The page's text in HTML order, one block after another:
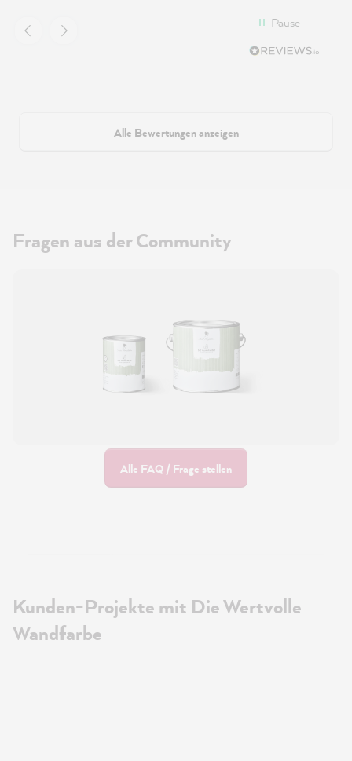
Pause
Alle Bewertungen anzeigen
Fragen aus der Community
Alle FAQ / Frage stellen
Kunden-Projekte mit Die Wertvolle
Wandfarbe